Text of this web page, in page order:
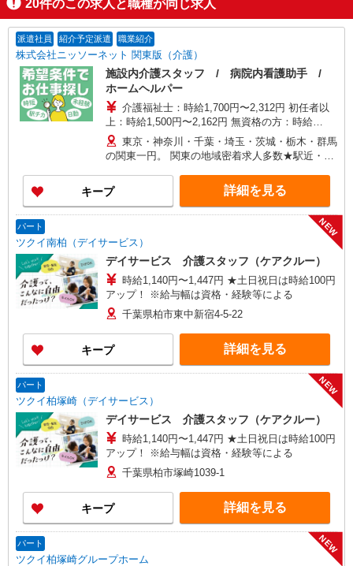
20件のこの求人と職種が同じ求人
派遣社員 紹介予定派遣 職業紹介
株式会社ニッソーネット 関東版（介護）
施設内介護スタッフ / 病院内看護助手 /
ホームヘルパー
介護福祉士：時給1,700円〜2,312円 初任者以
上：時給1,500円〜2,162円 無資格の方：時給
1,350円〜1,925円 ※給与幅は勤務先による +交通
費、諸手当（勤務先による） +0円で介護資格が取
れる （別途規定） ★給与日払い制度あり！
東京・神奈川・千葉・埼玉・茨城・栃木・群馬
の関東一円。 関東の地域密着求人多数★駅近・家
キープ 詳細を見る
パート
ツクイ南柏（デイサービス）
NEW
デイサービス 介護スタッフ（ケアクルー）
時給1,140円〜1,447円 ★土日祝日は時給100円
アップ！ ※給与幅は資格・経験等による
千葉県柏市東中新宿4-5-22
キープ 詳細を見る
パート
ツクイ柏塚崎（デイサービス）
NEW
デイサービス 介護スタッフ（ケアクルー）
時給1,140円〜1,447円 ★土日祝日は時給100円
アップ！ ※給与幅は資格・経験等による
千葉県柏市塚崎1039-1
キープ 詳細を見る
パート
ツクイ柏塚崎グループホーム
NEW